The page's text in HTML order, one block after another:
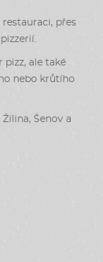
přes
pizz, ale také
nebo krůtího
Šenov a